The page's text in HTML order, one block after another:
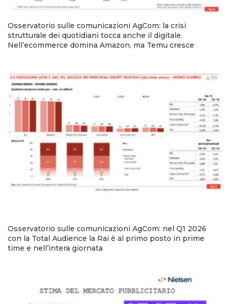
Osservatorio sulle comunicazioni AgCom: la crisi
strutturale dei quotidiani tocca anche il digitale.
Nell’ecommerce domina Amazon, ma Temu cresce
Osservatorio sulle comunicazioni AgCom: nel Q1 2026
con la Total Audience la Rai è al primo posto in prime
time e nell’intera giornata